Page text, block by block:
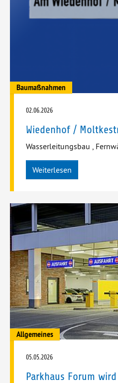
Baumaßnahmen
Wiedenhof /
02.06.2026
Wasserleitungsbau ,
Weiterlesen
Allgemeines
Parkhaus Forum
05.05.2026